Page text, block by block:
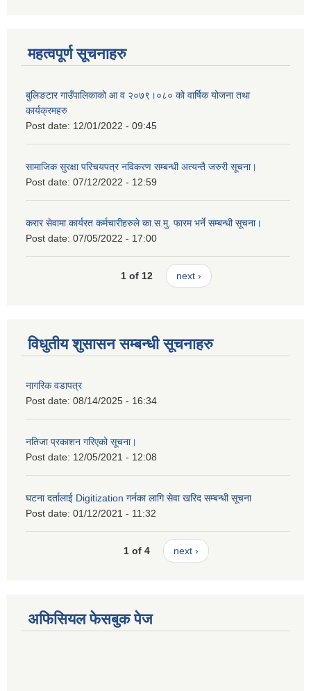
महत्वपूर्ण सूचनाहरु
बुलिङटार गाउँपालिकाको आ व २०७९।०८० को वार्षिक योजना तथा
कार्यक्रमहरु
Post date: 12/01/2022 - 09:45
सामाजिक सुरक्षा परिचयपत्र नविकरण सम्बन्धी अत्यन्तै जरुरी सूचना।
Post date: 07/12/2022 - 12:59
करार सेवामा कार्यरत कर्मचारीहरुले का.स.मु. फारम भर्ने सम्बन्धी सूचना।
Post date: 07/05/2022 - 17:00
1 of 12 next ›
विधुतीय शुसासन सम्बन्धी सूचनाहरु
नागरिक वडापत्र
Post date: 08/14/2025 - 16:34
नतिजा प्रकाशन गरिएको सूचना।
Post date: 12/05/2021 - 12:08
घटना दर्तालाई Digitization गर्नका लागि सेवा खरिद सम्बन्धी सूचना
Post date: 01/12/2021 - 11:32
1 of 4 next ›
अफिसियल फेसबुक पेज